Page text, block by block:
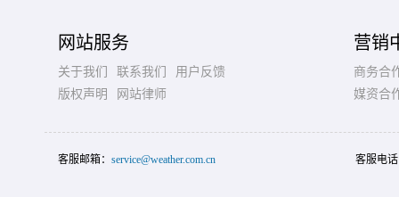
网站服务
关于我们 联系我们
用户反馈
版权声明
网站律师
营销
商务合
媒资合
客服邮箱： service@weather.com.cn 客服电